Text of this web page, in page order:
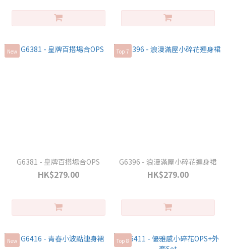
New
G6381 - 皇牌百搭場合OPS
HK$279.00
Top 7
G6396 - 浪漫滿屋小碎花連身裙
HK$279.00
New Top 8